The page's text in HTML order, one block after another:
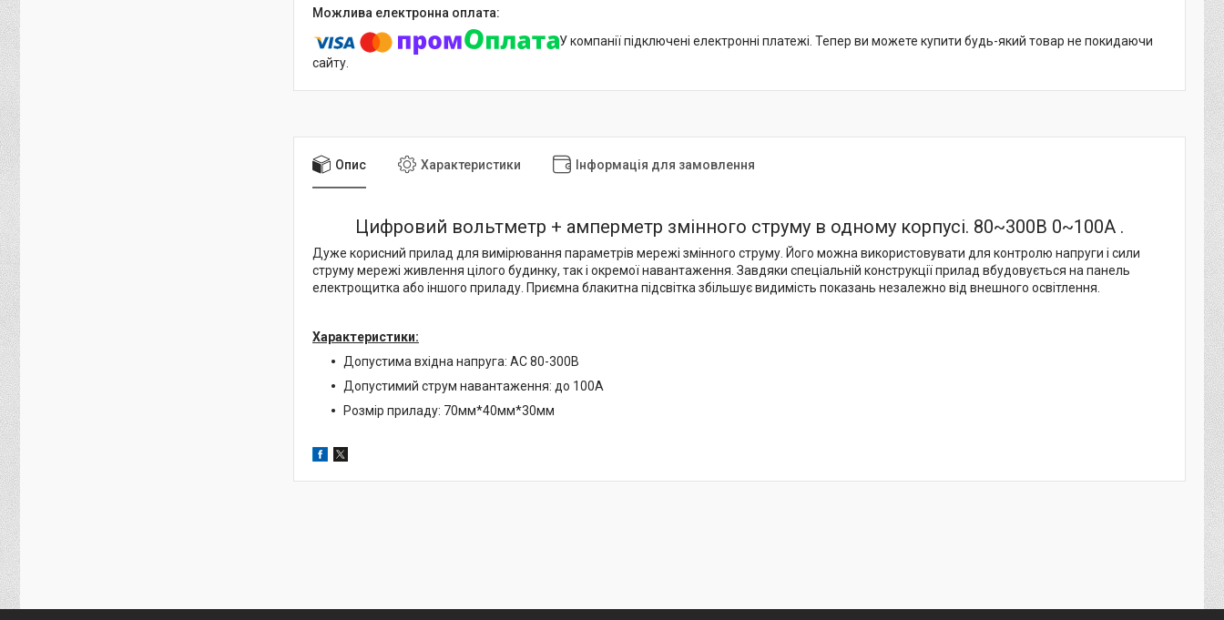
У компанії підключені електронні платежі. Тепер ви можете купити будь-який товар не покидаючи
сайту.
Опис Характеристики Інформація для замовлення
Цифровий вольтметр + амперметр змінного струму в одному корпусі. 80~300В 0~100А .
Дуже корисний прилад для вимірювання параметрів мережі змінного струму. Його можна використовувати для контролю напруги і сили
струму мережі живлення цілого будинку, так і окремої навантаження. Завдяки спеціальній конструкції прилад вбудовується на панель
електрощитка або іншого приладу. Приємна блакитна підсвітка збільшує видимість показань незалежно від внешного освітлення.
Характеристики:
Допустима вхідна напруга: АС 80-300В
Допустимий струм навантаження: до 100А
Розмір приладу: 70мм*40мм*30мм